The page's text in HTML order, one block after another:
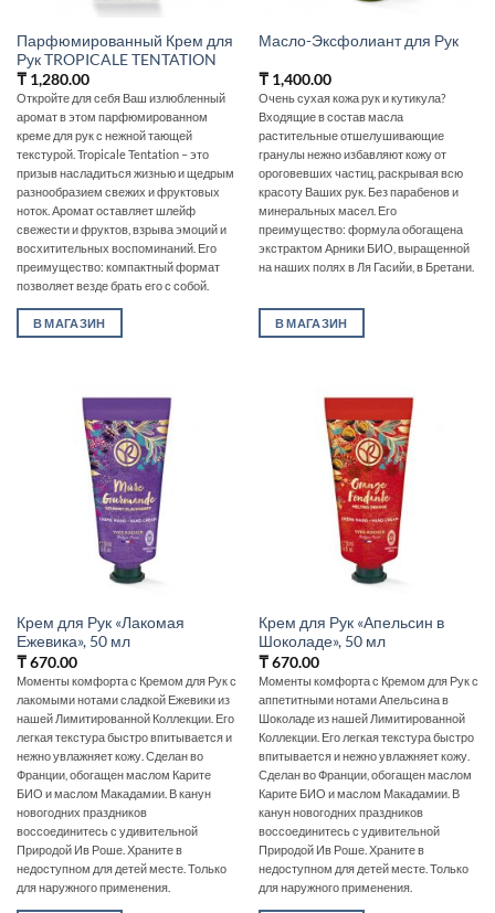
Парфюмированный Крем для
Рук TROPICALE TENTATION
₸1,280.00
Откройте для себя Ваш излюбленный
аромат в этом парфюмированном
креме для рук с нежной тающей
текстурой. Tropicale Tentation – это
призыв насладиться жизнью и щедрым
разнообразием свежих и фруктовых
ноток. Аромат оставляет шлейф
свежести и фруктов, взрыва эмоций и
восхитительных воспоминаний. Его
преимущество: компактный формат
позволяет везде брать его с собой.
В МАГАЗИН
Масло-Эксфолиант для Рук
₸1,400.00
Очень сухая кожа рук и кутикула?
Входящие в состав масла
растительные отшелушивающие
гранулы нежно избавляют кожу от
ороговевших частиц, раскрывая всю
красоту Ваших рук. Без парабенов и
минеральных масел. Его
преимущество: формула обогащена
экстрактом Арники БИО, выращенной
на наших полях в Ля Гасийи, в Бретани.
В МАГАЗИН
Крем для Рук «Лакомая
Ежевика», 50 мл
₸670.00
Моменты комфорта с Кремом для Рук с
лакомыми нотами сладкой Ежевики из
нашей Лимитированной Коллекции. Его
легкая текстура быстро впитывается и
нежно увлажняет кожу. Сделан во
Франции, обогащен маслом Карите
БИО и маслом Макадамии. В канун
новогодних праздников
воссоединитесь с удивительной
Природой Ив Роше. Храните в
недоступном для детей месте. Только
для наружного применения.
Крем для Рук «Апельсин в
Шоколаде», 50 мл
₸670.00
Моменты комфорта с Кремом для Рук с
аппетитными нотами Апельсина в
Шоколаде из нашей Лимитированной
Коллекции. Его легкая текстура быстро
впитывается и нежно увлажняет кожу.
Сделан во Франции, обогащен маслом
Карите БИО и маслом Макадамии. В
канун новогодних праздников
воссоединитесь с удивительной
Природой Ив Роше. Храните в
недоступном для детей месте. Только
для наружного применения.